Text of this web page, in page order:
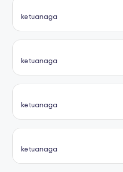
ketuanaga
ketuanaga
ketuanaga
ketuanaga